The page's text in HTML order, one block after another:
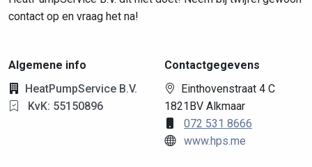
contact op en vraag het na!
Algemene info
HeatPumpService B.V.
KvK: 55150896
Contactgegevens
Einthovenstraat 4 C
1821BV Alkmaar
072 531 8666
www.hps.me